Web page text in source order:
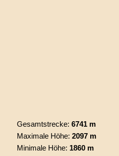
Gesamtstrecke: 6741 m
Maximale Höhe: 2097 m
Minimale Höhe: 1860 m